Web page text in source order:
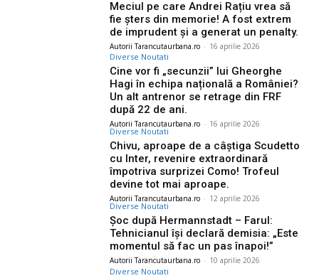
Meciul pe care Andrei Rațiu vrea să
fie șters din memorie! A fost extrem
de imprudent și a generat un penalty.
Autorii Tarancutaurbana.ro - 16 aprilie 2026
Diverse Noutati
Cine vor fi „secunzii” lui Gheorghe
Hagi în echipa națională a României?
Un alt antrenor se retrage din FRF
după 22 de ani.
Autorii Tarancutaurbana.ro - 16 aprilie 2026
Diverse Noutati
Chivu, aproape de a câștiga Scudetto
cu Inter, revenire extraordinară
împotriva surprizei Como! Trofeul
devine tot mai aproape.
Autorii Tarancutaurbana.ro - 12 aprilie 2026
Diverse Noutati
Șoc după Hermannstadt – Farul:
Tehnicianul își declară demisia: „Este
momentul să fac un pas înapoi!”
Autorii Tarancutaurbana.ro - 10 aprilie 2026
Diverse Noutati